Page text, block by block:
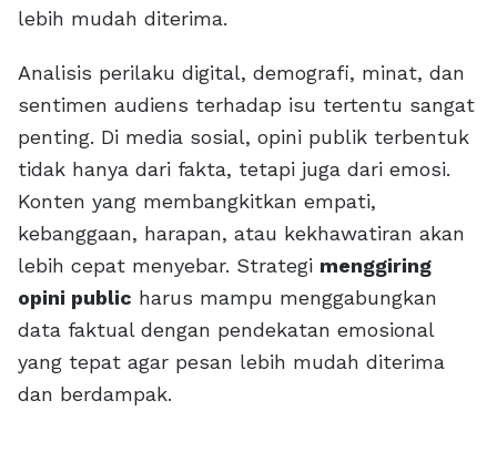
lebih mudah diterima.
Analisis perilaku digital, demografi, minat, dan
sentimen audiens terhadap isu tertentu sangat
penting. Di media sosial, opini publik terbentuk
tidak hanya dari fakta, tetapi juga dari emosi.
Konten yang membangkitkan empati,
kebanggaan, harapan, atau kekhawatiran akan
lebih cepat menyebar. Strategi menggiring
opini public harus mampu menggabungkan
data faktual dengan pendekatan emosional
yang tepat agar pesan lebih mudah diterima
dan berdampak.